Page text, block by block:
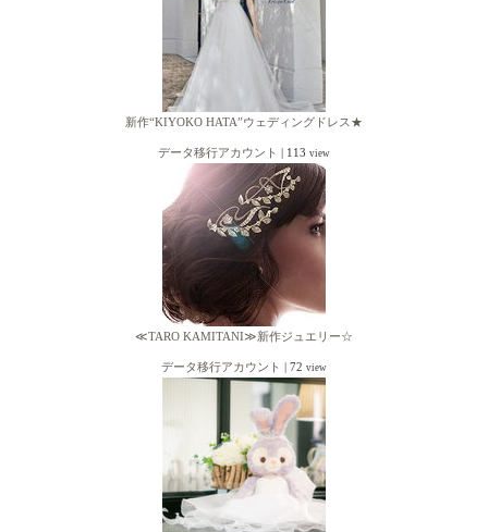
新作“KIYOKO HATA”ウェディングドレス★
データ移行アカウント | 113 view
≪TARO KAMITANI≫新作ジュエリー☆
データ移行アカウント | 72 view